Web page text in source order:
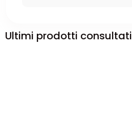
Ultimi prodotti consultati